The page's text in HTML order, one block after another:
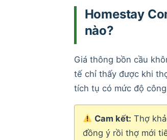
Homestay
nào?
Giá thông bồn cầu
tế chỉ thấy được khi
tích tụ có mức độ
Cam kết: Thợ
đồng ý rồi thợ mới